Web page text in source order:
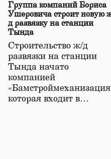
Группа компаний Бориса
Ушеровича строит новую
д развязку на станции
Тында
Строительство ж/д
развязки на станции
Тында начато
компанией
которая входит в…